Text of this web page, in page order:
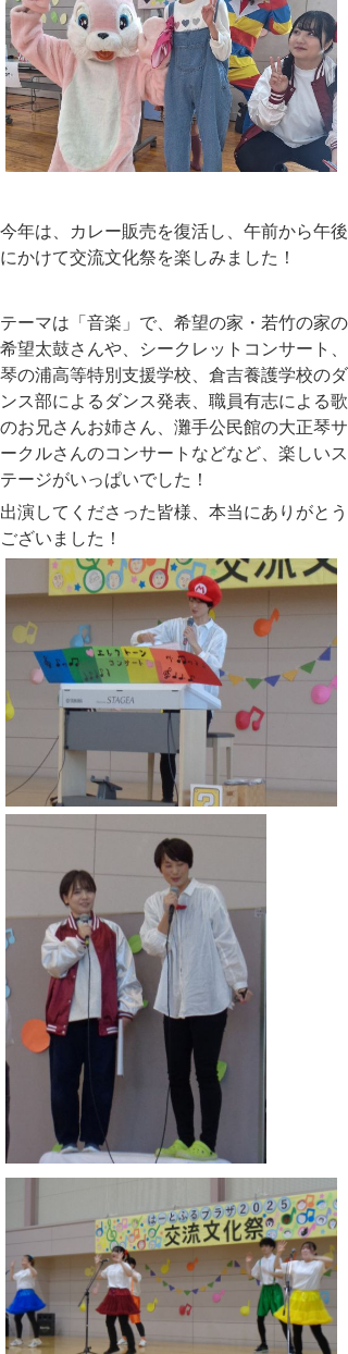
今年は、カレー販売を復活し、午前から午後
にかけて交流文化祭を楽しみました！
テーマは「音楽」で、希望の家・若竹の家の
希望太鼓さんや、シークレットコンサート、
琴の浦高等特別支援学校、倉吉養護学校のダ
ンス部によるダンス発表、職員有志による歌
のお兄さんお姉さん、灘手公民館の大正琴サ
ークルさんのコンサートなどなど、楽しいス
テージがいっぱいでした！
出演してくださった皆様、本当にありがとう
ございました！